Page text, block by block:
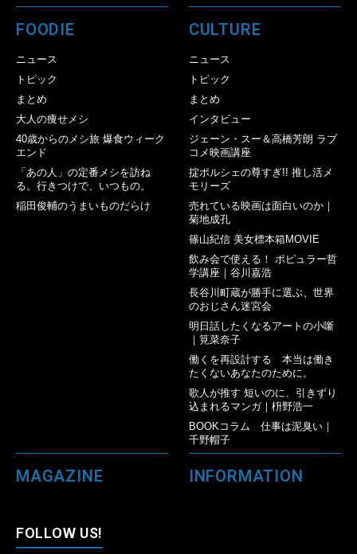
FOODIE
ニュース
トピック
まとめ
大人の痩せメシ
40歳からのメシ旅 爆食ウィーク
エンド
「あの人」の定番メシを訪ね
る。行きつけで、いつもの。
稲田俊輔のうまいものだらけ
CULTURE
ニュース
トピック
まとめ
インタビュー
ジェーン・スー＆高橋芳朗 ラブ
コメ映画講座
掟ポルシェの尊すぎ!! 推し活メ
モリーズ
売れている映画は面白いのか｜
菊地成孔
篠山紀信 美女標本箱MOVIE
飲み会で使える！ ポピュラー哲
学講座｜谷川嘉浩
長谷川町蔵が勝手に選ぶ、世界
のおじさん迷宮会
明日話したくなるアートの小噺
｜筧菜奈子
働くを再設計する 本当は働き
たくないあなたのために。
歌人が推す 短いのに、引きずり
込まれるマンガ｜枡野浩一
BOOKコラム 仕事は泥臭い｜
千野帽子
MAGAZINE INFORMATION
FOLLOW US!